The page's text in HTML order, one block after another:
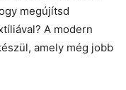
megújítsd
A modern
amely még jobb